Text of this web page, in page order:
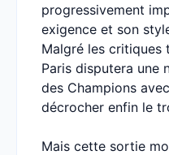
progressivement
exigence et son
Malgré les critiques
Paris disputera une
des Champions
décrocher enfin le
Mais cette sortie